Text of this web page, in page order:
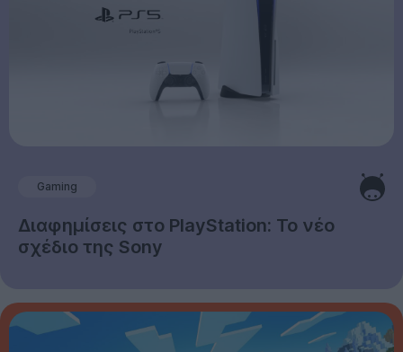
Gaming
Διαφημίσεις στο PlayStation: Το νέο
σχέδιο της Sony